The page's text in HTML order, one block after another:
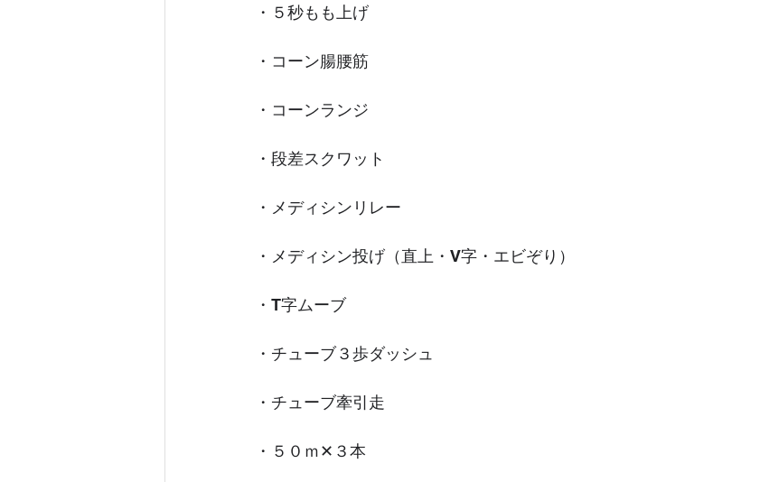
・５秒もも上げ
・コーン腸腰筋
・コーンランジ
・段差スクワット
・メディシンリレー
・メディシン投げ（直上・V字・エビぞり）
・T字ムーブ
・チューブ３歩ダッシュ
・チューブ牽引走
・５０ｍ✕３本